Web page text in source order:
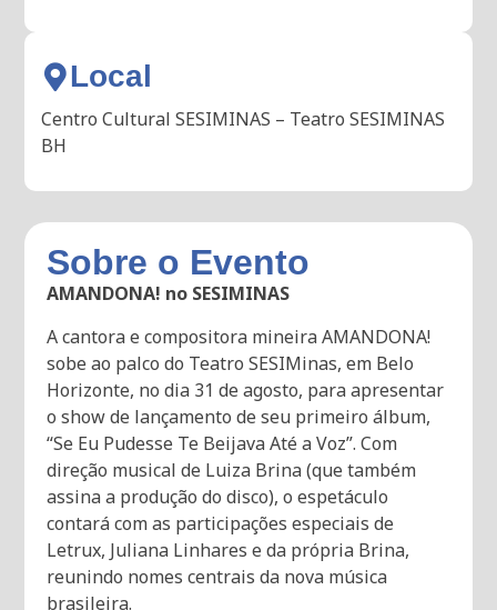
Local
Centro Cultural SESIMINAS – Teatro SESIMINAS
BH
Sobre o Evento
AMANDONA! no SESIMINAS
A cantora e compositora mineira AMANDONA!
sobe ao palco do Teatro SESIMinas, em Belo
Horizonte, no dia 31 de agosto, para apresentar
o show de lançamento de seu primeiro álbum,
“Se Eu Pudesse Te Beijava Até a Voz”. Com
direção musical de Luiza Brina (que também
assina a produção do disco), o espetáculo
contará com as participações especiais de
Letrux, Juliana Linhares e da própria Brina,
reunindo nomes centrais da nova música
brasileira.